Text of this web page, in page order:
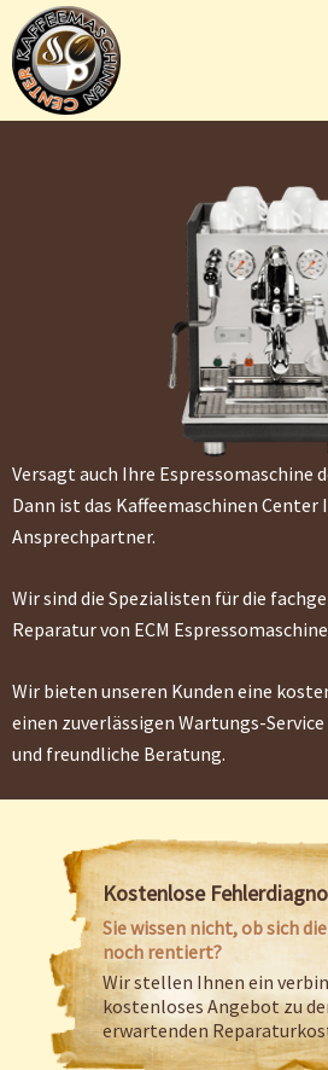
Versagt auch Ihre Espressomaschine
Dann ist das Kaffeemaschinen
Ansprechpartner.
Wir sind die Spezialisten für die
Reparatur von ECM
Wir bieten unseren Kunden eine
einen zuverlässigen Wartungs-
und freundliche Beratung.
Kostenlose
Sie wissen nicht, ob sich
noch rentiert?
Wir stellen Ihnen ein
kostenloses Angebot zu
erwartenden